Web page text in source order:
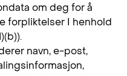
om deg for å
forpliktelser I henhold
navn, e-post,